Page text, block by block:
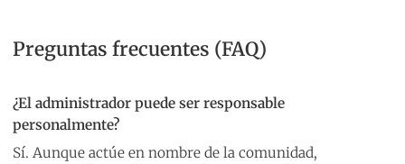
Preguntas frecuentes (FAQ)
¿El administrador puede ser responsable
personalmente?
Sí. Aunque actúe en nombre de la comunidad,